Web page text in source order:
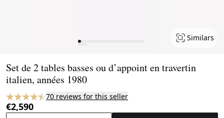
Similars
Set de 2 tables basses ou d’appoint en travertin
italien, années 1980
70 reviews for this seller
€2,590